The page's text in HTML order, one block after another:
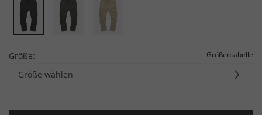
Größe: Größentabelle
Größe wählen